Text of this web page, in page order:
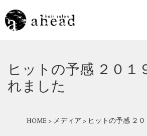
ヒットの予感 ２０１
れました
HOME > メディア > ヒットの予感 ２